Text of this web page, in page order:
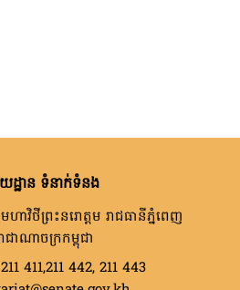
ដ្ឋាន ទំនាក់ទំនង
ហាវិថីព្រះនរោត្តម រាជធានីភ្នំពេញ
ាជាណាចក្រកម្ពុជា
411,211 442, 211 443